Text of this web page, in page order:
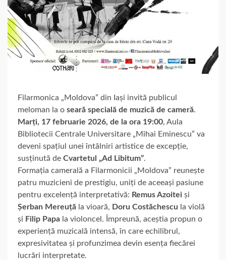
Filarmonica „Moldova” din Iași invită publicul
meloman la o seară specială de muzică de cameră.
Marți, 17 februarie 2026, de la ora 19:00, Aula
Bibliotecii Centrale Universitare „Mihai Eminescu” va
deveni spațiul unei întâlniri artistice de excepție,
susținută de Cvartetul „Ad Libitum”.
Formația camerală a Filarmonicii „Moldova” reunește
patru muzicieni de prestigiu, uniți de aceeași pasiune
pentru excelență interpretativă: Remus Azoitei și
Șerban Mereuță la vioară, Doru Costăchescu la violă
și Filip Papa la violoncel. Împreună, aceștia propun o
experiență muzicală intensă, în care echilibrul,
expresivitatea și profunzimea devin esența fiecărei
lucrări interpretate.